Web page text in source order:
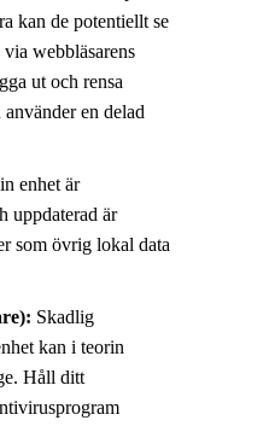
kan de potentiellt se
webbläsarens
ut och rensa
en delad
enhet är
uppdaterad är
som övrig lokal data
Skadlig
kan i teorin
Håll ditt